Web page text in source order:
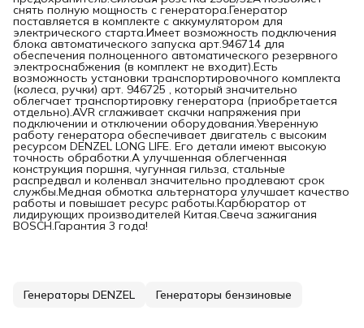
снять полную мощность с генератора.Генератор
поставляется в комплекте с аккумулятором для
электрического старта.Имеет возможность подключения
блока автоматического запуска арт.946714 для
обеспечения полноценного автоматического резервного
электроснабжения (в комплект не входит).Есть
возможность установки транспортировочного комплекта
(колеса, ручки) арт. 946725 , который значительно
облегчает транспортировку генератора (приобретается
отдельно).AVR сглаживает скачки напряжения при
подключении и отключении оборудования.Уверенную
работу генератора обеспечивает двигатель с высоким
ресурсом DENZEL LONG LIFE. Его детали имеют высокую
точность обработки.А улучшенная облегченная
конструкция поршня, чугунная гильза, стальные
распредвал и коленвал значительно продлевают срок
службы.Медная обмотка альтернатора улучшает качество
работы и повышает ресурс работы.Карбюратор от
лидирующих производителей Китая.Свеча зажигания
BOSCH.Гарантия 3 года!
Генераторы DENZEL Генераторы бензиновые